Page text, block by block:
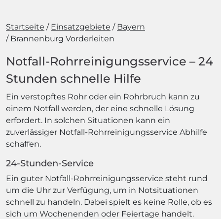
Startseite Einsatzgebiete
Bayern
Brannenburg Vorderleiten
Notfall-Rohrreinigungsservice – 24
Stunden schnelle Hilfe
Ein verstopftes Rohr oder ein Rohrbruch kann zu
einem Notfall werden, der eine schnelle Lösung
erfordert. In solchen Situationen kann ein
zuverlässiger Notfall-Rohrreinigungsservice Abhilfe
schaffen.
24-Stunden-Service
Ein guter Notfall-Rohrreinigungsservice steht rund
um die Uhr zur Verfügung, um in Notsituationen
schnell zu handeln. Dabei spielt es keine Rolle, ob es
sich um Wochenenden oder Feiertage handelt.